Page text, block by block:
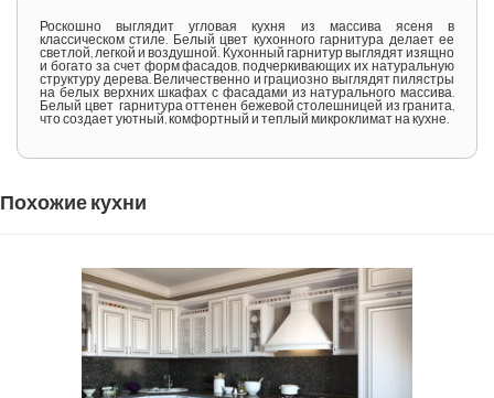
Роскошно выглядит угловая кухня из массива ясеня в
классическом стиле. Белый цвет кухонного гарнитура делает ее
светлой, легкой и воздушной. Кухонный гарнитур выглядят изящно
и богато за счет форм фасадов, подчеркивающих их натуральную
структуру дерева. Величественно и грациозно выглядят пилястры
на белых верхних шкафах с фасадами из натурального массива.
Белый цвет гарнитура оттенен бежевой столешницей из гранита,
что создает уютный, комфортный и теплый микроклимат на кухне.
Похожие кухни